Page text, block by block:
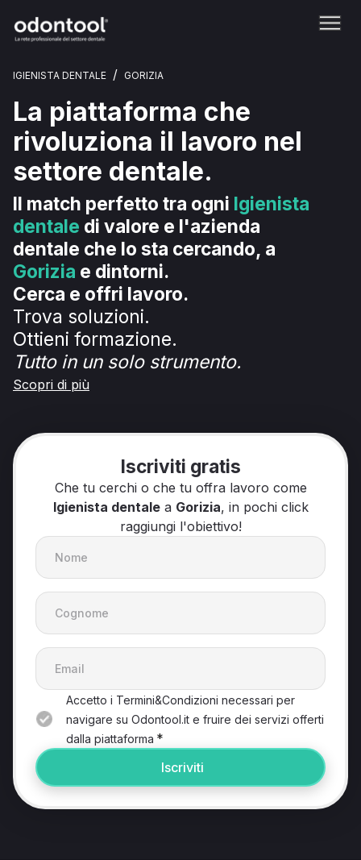
IGIENISTA DENTALE / GORIZIA
La piattaforma che
rivoluziona il lavoro nel
settore dentale.
Il match perfetto tra ogni Igienista
dentale di valore e l'azienda
dentale che lo sta cercando, a
Gorizia e dintorni.
Cerca e offri lavoro.
Trova soluzioni.
Ottieni formazione.
Tutto in un solo strumento.
Scopri di più
Iscriviti gratis
Che tu cerchi o che tu offra lavoro come
Igienista dentalea Gorizia, in pochi click
raggiungi l'obiettivo!
Accetto i Termini&Condizioni necessari per
navigare su Odontool.it e fruire dei servizi offerti
dalla piattaforma *
Iscriviti